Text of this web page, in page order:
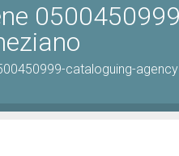
cataloguing-agency